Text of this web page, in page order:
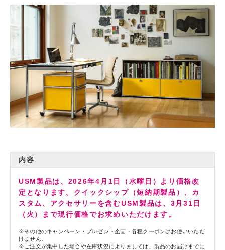
内容
USM製品は、2026年4月1日（水曜日）より価格改
定となります。クイックシップ（短納期製品）、カ
スタム、アクセサリーを含むUSM製品は、3月31日
（火）まで現行価格でお求めいただけます。
※その他のキャンペーン・プレゼント企画・各種クーポンはお使いいただ
けません。
※ご注文が集中した場合や在庫状況によりましては、製品のお届けまでに